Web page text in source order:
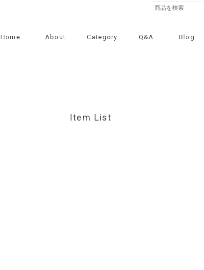
Home About Category Q&A Blog
Item List